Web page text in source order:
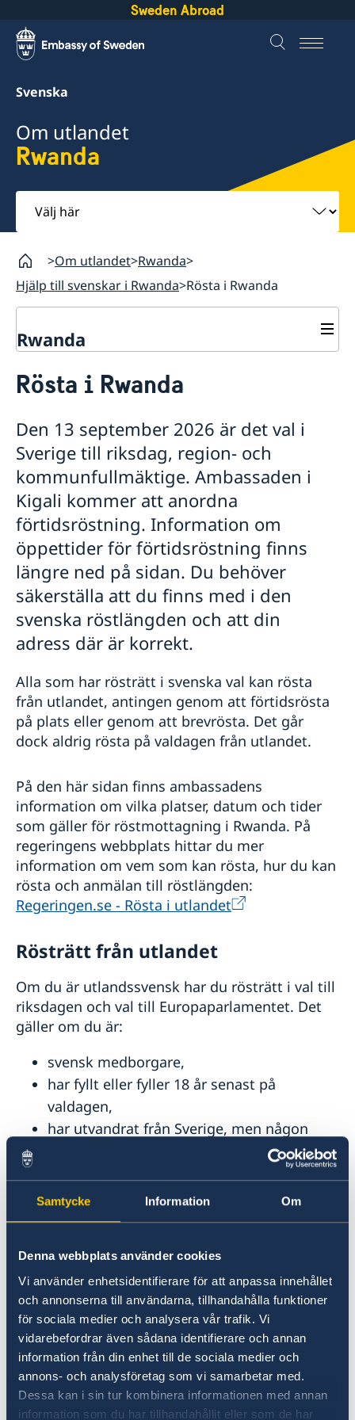
Samtycke Information Om
Denna webbplats använder cookies
Vi använder enhetsidentifierare för att anpassa innehållet
och annonserna till användarna, tillhandahålla funktioner
för sociala medier och analysera vår trafik. Vi
vidarebefordrar även sådana identifierare och annan
information från din enhet till de sociala medier och
annons- och analysföretag som vi samarbetar med.
Dessa kan i sin tur kombinera informationen med annan
information som du har tillhandahållit eller som de har
Sweden Abroad
Svenska
Om utlandet
Rwanda
Välj
här
Om utlandet Rwanda
Hjälp till svenskar i Rwanda Rösta i Rwanda
Rwanda
Hjälp till svenskar i Rwanda
Pass i Rwanda
Förlust av pass
Förnyelse av pass för vuxna
Ansökan om pass för barn under 18 år
Provisoriskt pass
Nationellt id-kort
Samordningsnummer
Akut hjälp
Vad kan du få hjälp med?
Om du blir sjuk eller råkar ut för en olycka
Ekonomisk support
Arv i Rwanda
Svenskt medborgarskap i Rwanda
Dubbelt medborgarskap
Registrera nyfödd utomlands
Gifta sig utomlands
Reseinformation
Ambassadens reseinformation
Aktuella händelser
Allmänna säkerhetsläget
Naturförhållanden och katastrofer
Hälso- och sjukvård
Lokala lagar och sedvänjor
Kriminalitet och personlig säkerhet
Trafiksäkerhet
Terrorism
Om olyckan är framme
Kriser och katastrofer
Service för svenska företag
Handel med utlandet
Ekonomisk basfakta
Anmäla handelshinder
Utvecklingssamarbete
Openaid
Rösta i Rwanda
Den 13 september 2026 är det val i
Sverige till riksdag, region- och
kommunfullmäktige. Ambassaden i
Kigali kommer att anordna
förtidsröstning. Information om
öppettider för förtidsröstning finns
längre ned på sidan. Du behöver
säkerställa att du finns med i den
svenska röstlängden och att din
adress där är korrekt.
Alla som har rösträtt i svenska val kan rösta
från utlandet, antingen genom att förtidsrösta
på plats eller genom att brevrösta. Det går
dock aldrig rösta på valdagen från utlandet.
På den här sidan finns ambassadens
information om vilka platser, datum och tider
som gäller för röstmottagning i Rwanda. På
regeringens webbplats hittar du mer
information om vem som kan rösta, hur du kan
rösta och anmälan till röstlängden:
Regeringen.se - Rösta i utlandet
Rösträtt från utlandet
Om du är utlandssvensk har du rösträtt i val till
riksdagen och val till Europaparlamentet. Det
gäller om du är:
svensk medborgare,
har fyllt eller fyller 18 år senast på
valdagen,
har utvandrat från Sverige, men någon
Du kan rösta från utlandet oavsett om du är
utvandrad eller om du är där på tillfälligt besök.
Var kommer jag att kunna rösta?
ambassad i Kigali:KG 7 Avenue, Kacyiru .
Behöver jag ett röstkort för att kunna
rösta?-Nej, det behövs inte, du kan rösta ändå
om du uppfyller kraven för rösträtt, personligen
på en ambassad eller genom att brevrösta.